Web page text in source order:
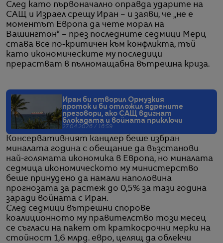
След като първоначално оправда ударите на
САЩ и Израел срещу Иран – и заяви, че „не е
моментът Европа да чете морал на
Вашингтон“ – през последните седмици Мерц
става все по-критичен към конфликта, тъй
като икономическите му последици
прерастват в пълномащабна вътрешна криза.
Иран би отворил Ормузкия
проток и би отложил ядрените
преговори, ако САЩ вдигнат
блокадата и войната приключи
27.04.2026 / 16:59
Консервативният канцлер беше избран
миналата година с обещание да възстанови
най-голямата икономика в Европа, но миналата
седмица икономическото му министерство
беше принудено да намали наполовина
прогнозата за растеж до 0,5% за тази година
заради войната с Иран.
След седмици вътрешни спорове
коалиционното му правителство този месец
се съгласи на пакет от краткосрочни мерки на
стойност 1,6 млрд. евро, целящ да облекчи